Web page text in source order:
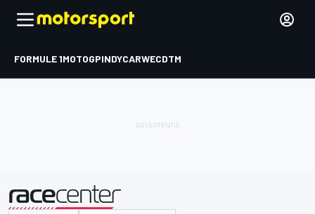
FORMULE 1MOTOGPINDYCARWECDTM